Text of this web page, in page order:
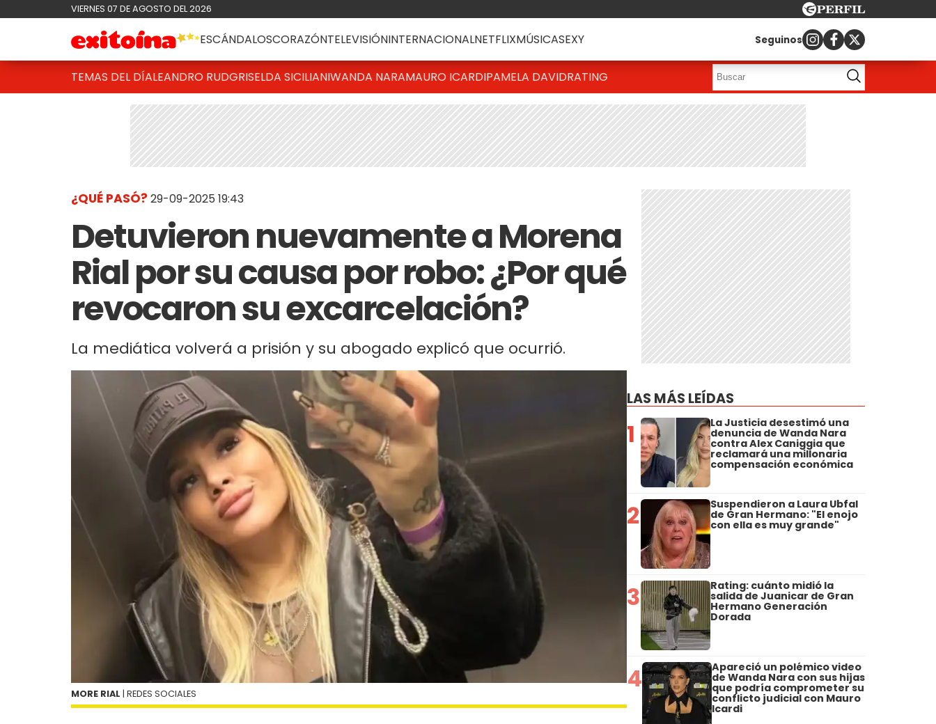
VIERNES 07 DE AGOSTO DEL 2026
ESCÁNDALOSCORAZÓNTELEVISIÓNINTERNACIONALNETFLIXMÚSICASEXY Seguinos
TEMAS DEL DÍALEANDRO RUDGRISELDA SICILIANIWANDA NARAMAURO ICARDIPAMELA DAVIDRATING
¿QUÉ PASÓ? 29-09-2025 19:43
Detuvieron nuevamente a Morena
Rial por su causa por robo: ¿Por qué
revocaron su excarcelación?
La mediática volverá a prisión y su abogado explicó que ocurrió.
MORE RIAL | REDES SOCIALES
LAS MÁS LEÍDAS
1 La Justicia desestimó una
denuncia de Wanda Nara
contra Alex Caniggia que
reclamará una millonaria
compensación económica
2 Suspendieron a Laura Ubfal
de Gran Hermano: "El enojo
con ella es muy grande"
3 Rating: cuánto midió la
salida de Juanicar de Gran
Hermano Generación
Dorada
4 Apareció un polémico video
de Wanda Nara con sus hijas
que podría comprometer su
conflicto judicial con Mauro
Icardi